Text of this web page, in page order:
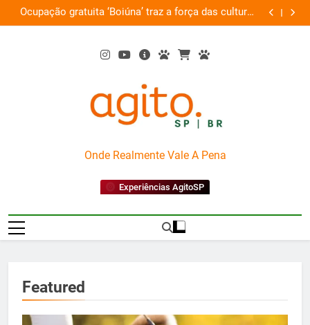
to
Por que Santo Domingo merece uma viagem
exclusiva
AgitoSP
Onde Realmente Vale A Pena
Experiências AgitoSP
Featured